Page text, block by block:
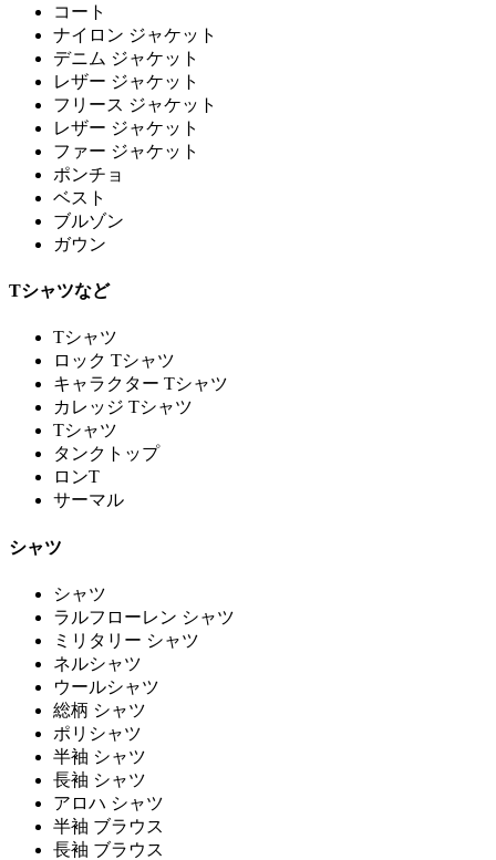
コート
ナイロン ジャケット
デニム ジャケット
レザー ジャケット
フリース ジャケット
レザー ジャケット
ファー ジャケット
ポンチョ
ベスト
ブルゾン
ガウン
Tシャツなど
Tシャツ
ロック Tシャツ
キャラクター Tシャツ
カレッジ Tシャツ
Tシャツ
タンクトップ
ロンT
サーマル
シャツ
シャツ
ラルフローレン シャツ
ミリタリー シャツ
ネルシャツ
ウールシャツ
総柄 シャツ
ポリシャツ
半袖 シャツ
長袖 シャツ
アロハ シャツ
半袖 ブラウス
長袖 ブラウス